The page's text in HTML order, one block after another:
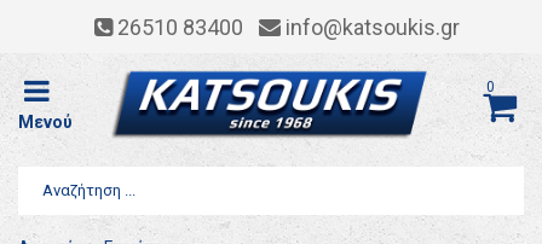
26510 83400 info@katsoukis.gr
Μενού
0